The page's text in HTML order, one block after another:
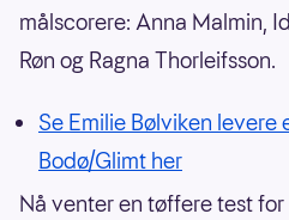
målscorere: Anna Malmin,
Røn og Ragna Thorleifsson.
Se Emilie Bølviken levere
Bodø/Glimt her
Nå venter en tøffere test